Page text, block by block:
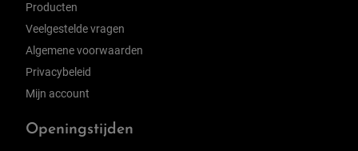
Producten
Veelgestelde vragen
Algemene voorwaarden
Privacybeleid
Mijn account
Openingstijden